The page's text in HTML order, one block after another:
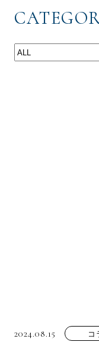
2024.08.15 コ